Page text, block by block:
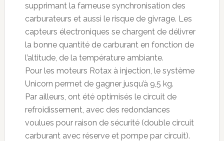
supprimant la fameuse synchronisation des
carburateurs et aussi le risque de givrage. Les
capteurs électroniques se chargent de délivrer
la bonne quantité de carburant en fonction de
l’altitude, de la température ambiante.
Pour les moteurs Rotax à injection, le système
Unicorn permet de gagner jusqu’à 9,5 kg.
Par ailleurs, ont été optimisés le circuit de
refroidissement, avec des redondances
voulues pour raison de sécurité (double circuit
carburant avec réserve et pompe par circuit).